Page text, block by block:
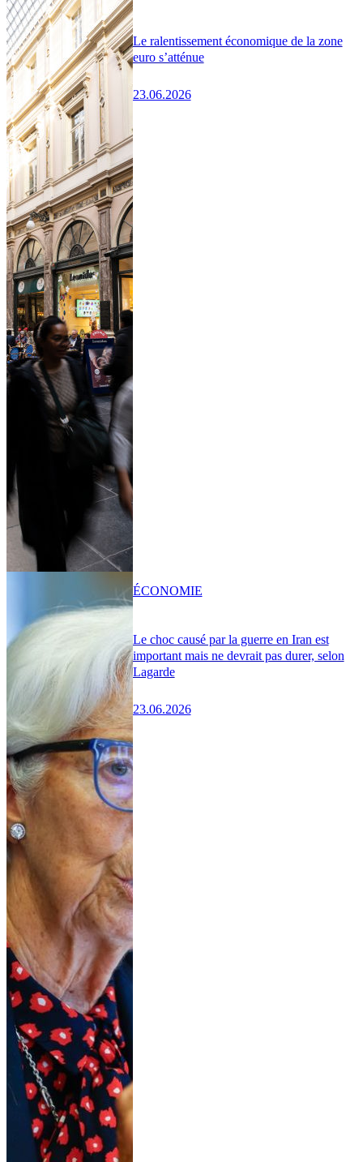
Le ralentissement économique de la zone
euro s’atténue
23.06.2026
Le choc causé par la guerre en Iran est
important mais ne devrait pas durer, selon
Lagarde
23.06.2026
ÉCONOMIE